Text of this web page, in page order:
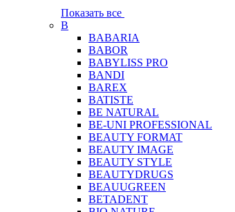
Показать все
B
BABARIA
BABOR
BABYLISS PRO
BANDI
BAREX
BATISTE
BE NATURAL
BE-UNI PROFESSIONAL
BEAUTY FORMAT
BEAUTY IMAGE
BEAUTY STYLE
BEAUTYDRUGS
BEAUUGREEN
BETADENT